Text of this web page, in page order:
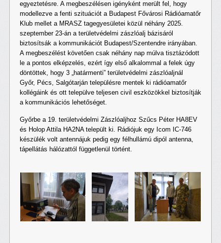
egyeztetésre. A megbeszélésen igényként merült fel, hogy
modellezve a fenti szituációt a Budapest Fővárosi Rádióamatőr
Klub mellet a MRASZ tagegyesületei közül néhány 2025.
szeptember 23-án a területvédelmi zászlóalj bázisáról
biztosítsák a kommunikációt Budapest/Szentendre irányában.
A megbeszélést követően csak néhány nap múlva tisztázódott
le a pontos elképzelés, ezért így első alkalommal a felek úgy
döntöttek, hogy 3 „határmenti” területvédelmi zászlóaljnál
Győr, Pécs, Salgótarján településre mentek ki rádióamatőr
kollégáink és ott települve teljesen civil eszközökkel biztosítják
a kommunikációs lehetőséget.
Győrbe a 19. területvédelmi Zászlóaljhoz Szűcs Péter HA8EV
és Holop Attila HA2NA települt ki. Rádiójuk egy Icom IC-746
készülék volt antennájuk pedig egy félhullámú dipól antenna,
tápellátás hálózattól függetlenül történt.